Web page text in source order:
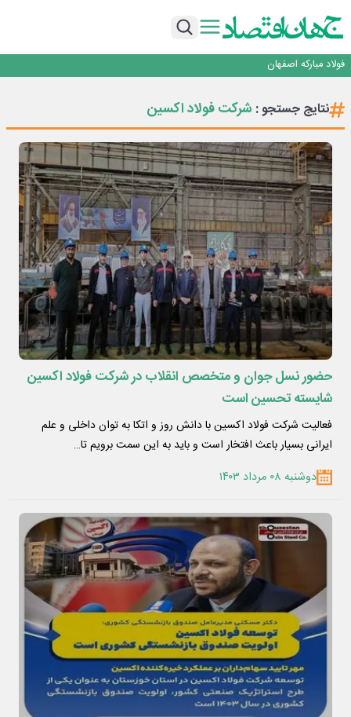
تداوم صعود مس در بازارهای جهانی؛ قیمت فلز سرخ از ۱۴هزار دلار در هر تن عبور کرد
فولاد مبارکه اصفهان
تجدیدپذیر با حضور استاندار اصفهان
گفتگو با کاوه معلمی، مدیر حسابداری مدیریت فولادسنگان
تداوم صعود مس در بازارهای جهانی؛ قیمت فلز سرخ از ۱۴هزار دلار در هر تن عبور کرد
نتایج جستجو : شرکت فولاد اکسین
حضور نسل جوان و متخصص انقلاب در شرکت فولاد اکسین
شایسته تحسین است
فعالیت شرکت فولاد اکسین با دانش روز و اتکا به توان داخلی و علم
ایرانی بسیار باعث افتخار است و باید به این سمت برویم تا…
دوشنبه ۰۸ مرداد ۱۴۰۳